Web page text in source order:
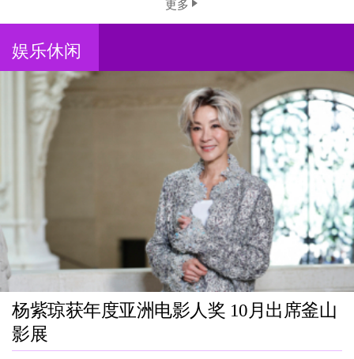
更多
娱乐休闲
杨紫琼获年度亚洲电影人奖 10月出席釜山
影展